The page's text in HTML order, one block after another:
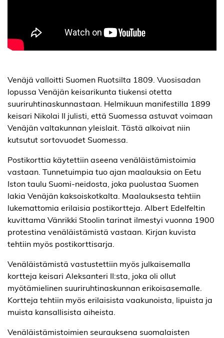
Venäjä valloitti Suomen Ruotsilta 1809. Vuosisadan
lopussa Venäjän keisarikunta tiukensi otetta
suuriruhtinaskunnastaan. Helmikuun manifestilla 1899
keisari Nikolai II julisti, että Suomessa astuvat voimaan
Venäjän valtakunnan yleislait. Tästä alkoivat niin
kutsutut sortovuodet Suomessa.
Postikorttia käytettiin aseena venäläistämistoimia
vastaan. Tunnetuimpia tuo ajan maalauksia on Eetu
Iston taulu Suomi-neidosta, joka puolustaa Suomen
lakia Venäjän kaksoiskotkalta. Maalauksesta tehtiin
lukemattomia erilaisia postikortteja. Albert Edelfeltin
kuvittama Vänrikki Stoolin tarinat ilmestyi vuonna 1900
protestina venäläistämistä vastaan. Kirjan kuvista
tehtiin myös postikorttisarja.
Venäläistämistä vastustettiin myös julkaisemalla
kortteja keisari Aleksanteri II:sta, joka oli ollut
myötämielinen suuriruhtinaskunnan erikoisasemalle.
Kortteja tehtiin myös erilaisista vaakunoista, lipuista ja
muista kansallisista aiheista.
Venäläistämistoimien seurauksena suomalaisten